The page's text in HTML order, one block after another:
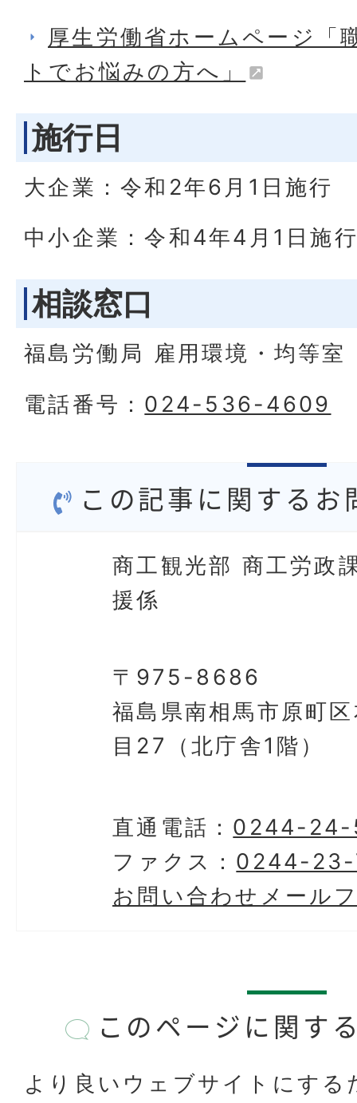
厚生労働省ホームページ「
トでお悩みの方へ」
施行日
大企業：令和2年6月1日施行
中小企業：令和4年4月1日施
相談窓口
福島労働局 雇用環境・均等室
電話番号： 024-536-4609
この記事に関するお
商工観光部 商工労政
援係
〒975-8686
福島県南相馬市原町
目27（北庁舎1階）
直通電話： 0244-
ファクス： 0244-
お問い合わせメール
このページに関す
より良いウェブサイトにする